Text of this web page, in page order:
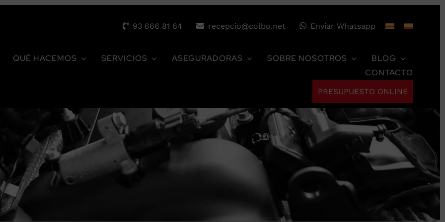
93 666 81 64 recepcio@colbo.net Enviar Whatsapp
QUÉ HACEMOS SERVICIOS ASEGURADORAS SOBRE NOSOTROS
BLOG
CONTACTO
PRESUPUESTO ONLINE